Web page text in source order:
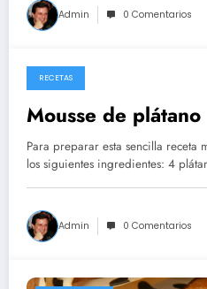
Admin 0 Comentarios
14/05/2026
RECETAS
Mousse de plátano
Para preparar esta sencilla receta
los siguientes ingredientes: 4
Admin 0 Comentarios